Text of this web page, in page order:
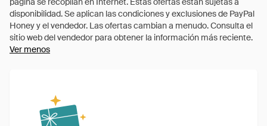
Ver menos